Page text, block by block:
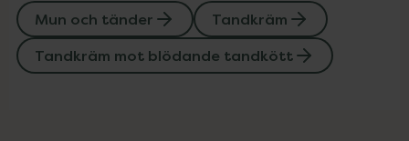
Mun och tänder
Tandkräm
Tandkräm mot blödande tandkött